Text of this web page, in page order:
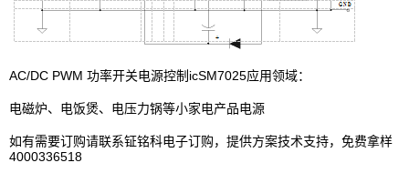
AC/DC PWM 功率开关电源控制icSM7025应用领域：
电磁炉、电饭煲、电压力锅等小家电产品电源
如有需要订购请联系钲铭科电子订购，提供方案技术支持，免费拿样
4000336518